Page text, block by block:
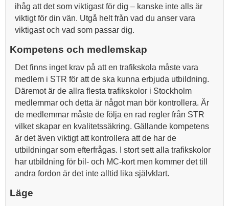
ihåg att det som viktigast för dig – kanske inte alls är
viktigt för din vän. Utgå helt från vad du anser vara
viktigast och vad som passar dig.
Kompetens och medlemskap
Det finns inget krav på att en trafikskola måste vara
medlem i STR för att de ska kunna erbjuda utbildning.
Däremot är de allra flesta trafikskolor i Stockholm
medlemmar och detta är något man bör kontrollera. Är
de medlemmar måste de följa en rad regler från STR
vilket skapar en kvalitetssäkring. Gällande kompetens
är det även viktigt att kontrollera att de har de
utbildningar som efterfrågas. I stort sett alla trafikskolor
har utbildning för bil- och MC-kort men kommer det till
andra fordon är det inte alltid lika självklart.
Läge